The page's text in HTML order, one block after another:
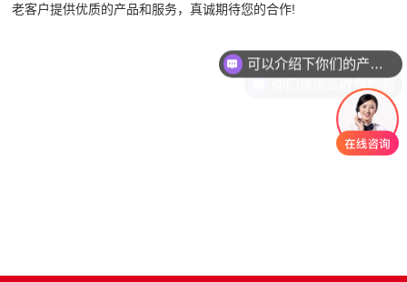
老客户提供优质的产品和服务，真诚期待您的合作!
你们是怎么收费的呢